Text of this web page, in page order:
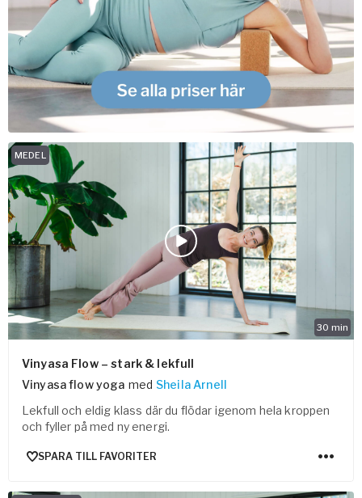
30 min
MEDEL
Vinyasa Flow – stark & lekfull
Vinyasa flow yoga med Sheila Arnell
Lekfull och eldig klass där du flödar igenom hela kroppen
och fyller på med ny energi.
SPARA TILL FAVORITER